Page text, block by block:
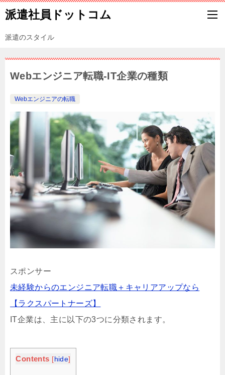
派遣社員ドットコム
派遣のスタイル
Webエンジニア転職-IT企業の種類
Webエンジニアの転職
スポンサー
未経験からのエンジニア転職＋キャリアアップなら
【ラクスパートナーズ】
IT企業は、主に以下の3つに分類されます。
Contents [ hide]